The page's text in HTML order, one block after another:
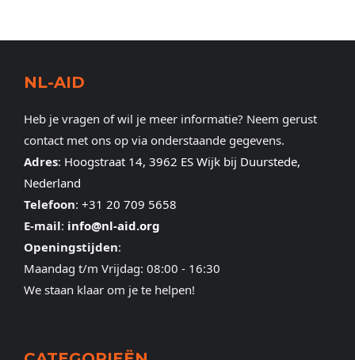
NL-AID
Heb je vragen of wil je meer informatie? Neem gerust
contact met ons op via onderstaande gegevens.
Adres: Hoogstraat 14, 3962 ES Wijk bij Duurstede,
Nederland
Telefoon: +31 20 709 5658
E-mail: info@nl-aid.org
Openingstijden:
Maandag t/m Vrijdag: 08:00 - 16:30
We staan klaar om je te helpen!